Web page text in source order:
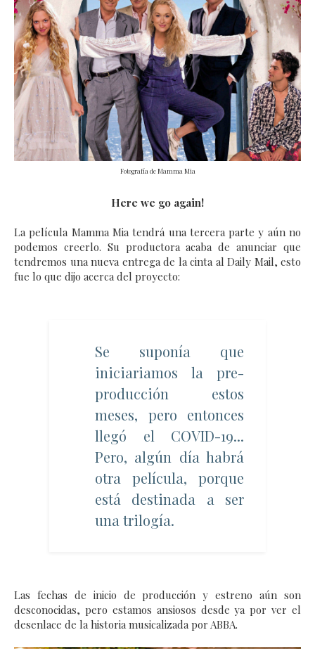
Fotografía de Mamma Mia
Here we go again!
La película Mamma Mia tendrá una tercera parte y aún no
podemos creerlo. Su productora acaba de anunciar que
tendremos una nueva entrega de la cinta al Daily Mail, esto
fue lo que dijo acerca del proyecto:
Se suponía que
iniciariamos la pre-
producción estos
meses, pero entonces
llegó el COVID-19...
Pero, algún día habrá
otra película, porque
está destinada a ser
una trilogía.
Las fechas de inicio de producción y estreno aún son
desconocidas, pero estamos ansiosos desde ya por ver el
desenlace de la historia musicalizada por ABBA.